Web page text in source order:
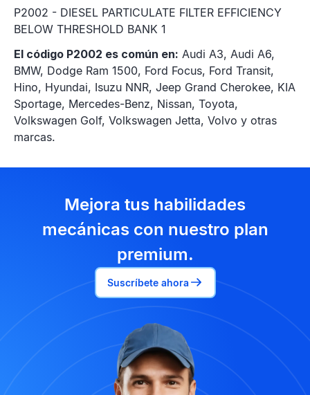
P2002 - DIESEL PARTICULATE FILTER EFFICIENCY
BELOW THRESHOLD BANK 1
El código P2002 es común en: Audi A3, Audi A6,
BMW, Dodge Ram 1500, Ford Focus, Ford Transit,
Hino, Hyundai, Isuzu NNR, Jeep Grand Cherokee, KIA
Sportage, Mercedes-Benz, Nissan, Toyota,
Volkswagen Golf, Volkswagen Jetta, Volvo y otras
marcas.
Mejora tus habilidades
mecánicas con nuestro plan
premium.
Suscríbete ahora